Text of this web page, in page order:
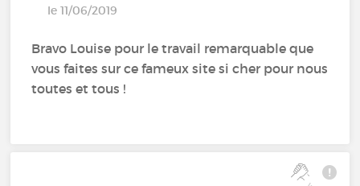
le 11/06/2019
Bravo Louise pour le travail remarquable que
vous faites sur ce fameux site si cher pour nous
toutes et tous !